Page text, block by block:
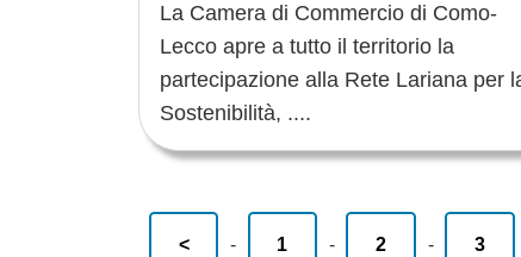
La Camera di Commercio di Como-
Lecco apre a tutto il territorio la
partecipazione alla Rete Lariana per
Sostenibilità, ....
< - 1 - 2 - 3